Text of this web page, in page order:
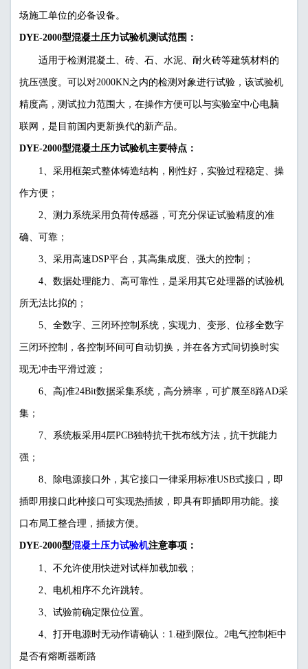
场施工单位的必备设备。
DYE-2000型混凝土压力试验机测试范围：
适用于检测混凝土、砖、石、水泥、耐火砖等建筑材料的
抗压强度。可以对2000KN之内的检测对象进行试验，该试验机
精度高，测试拉力范围大，在操作方便可以与实验室中心电脑
联网，是目前国内更新换代的新产品。
DYE-2000型混凝土压力试验机主要特点：
1、采用框架式整体铸造结构，刚性好，实验过程稳定、操
作方便；
2、测力系统采用负荷传感器，可充分保证试验精度的准
确、可靠；
3、采用高速DSP平台，其高集成度、强大的控制；
4、数据处理能力、高可靠性，是采用其它处理器的试验机
所无法比拟的；
5、全数字、三闭环控制系统，实现力、变形、位移全数字
三闭环控制，各控制环间可自动切换，并在各方式间切换时实
现无冲击平滑过渡；
6、高j准24Bit数据采集系统，高分辨率，可扩展至8路AD采
集；
7、系统板采用4层PCB独特抗干扰布线方法，抗干扰能力
强；
8、除电源接口外，其它接口一律采用标准USB式接口，即
插即用接口此种接口可实现热插拔，即具有即插即用功能。接
口布局工整合理，插拔方便。
DYE-2000型混凝土压力试验机注意事项：
1、不允许使用快进对试样加载加载；
2、电机相序不允许跳转。
3、试验前确定限位位置。
4、打开电源时无动作请确认：1.碰到限位。2电气控制柜中
是否有熔断器断路